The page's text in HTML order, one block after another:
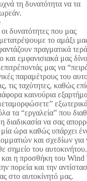
τη δυνατότητα να τα
δυνατότητες που μας
το αμάξι
πραγματικά
εμφανισιακά μας
μας να
παραμέτρους του
τις ταχύτητες, καθώς
καινούρια
τα “εργαλεία” που
διαδικασία να σας
ώρα καθώς υπάρχει
και σχεδίων για
σημείο του
και η προσθήκη του
πορεία και την
στο αυτοκίνητό μας.